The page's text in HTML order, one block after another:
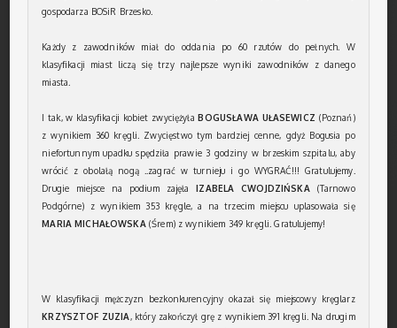
gospodarza BOSiR Brzesko.
Każdy z zawodników miał do oddania po 60 rzutów do pełnych. W
klasyfikacji miast liczą się trzy najlepsze wyniki zawodników z danego
miasta.
I tak, w klasyfikacji kobiet zwyciężyłaBOGUSŁAWA UŁASEWICZ (Poznań)
z wynikiem 360 kręgli. Zwycięstwo tym bardziej cenne, gdyż Bogusia po
niefortunnym upadku spędziła prawie 3 godziny w brzeskim szpitalu, aby
wrócić z obolałą nogą ..zagrać w turnieju i go WYGRAĆ!!! Gratulujemy.
Drugie miejsce na podium zajęłaIZABELA CWOJDZIŃSKA(Tarnowo
Podgórne) z wynikiem 353 kręgle, a na trzecim miejscu uplasowała się
MARIA MICHAŁOWSKA(Śrem) z wynikiem 349 kręgli. Gratulujemy!
W klasyfikacji mężczyzn bezkonkurencyjny okazał się miejscowy kręglarz
KRZYSZTOF ZUZIA, który zakończył grę z wynikiem 391 kręgli. Na drugim